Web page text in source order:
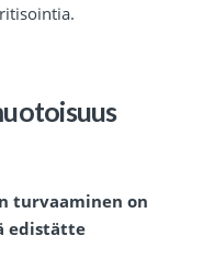
turvaaminen on
edistätte